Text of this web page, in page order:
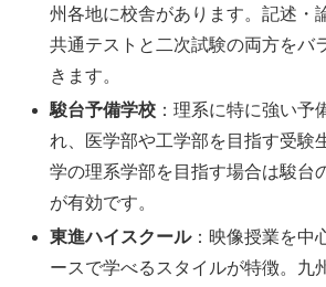
州各地に校舎があります。記述・
共通テストと二次試験の両方をバ
きます。
駿台予備学校 ：理系に特に強い予
れ、医学部や工学部を目指す受験
学の理系学部を目指す場合は駿台
が有効です。
東進ハイスクール：映像授業を中
ースで学べるスタイルが特徴。九